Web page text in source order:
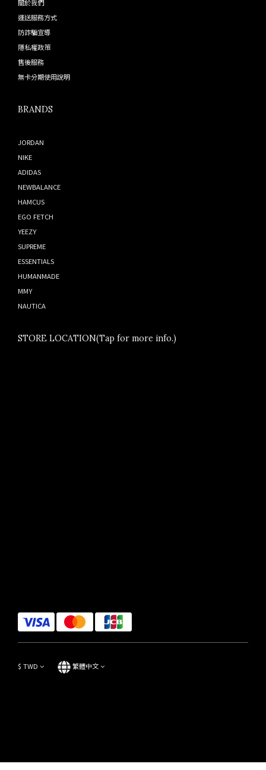
關於我們
運送服務方式
防詐騙宣導
隱私權政策
售後服務
無卡分期使用說明
BRANDS
JORDAN
NIKE
ADIDAS
NEWBALANCE
HAMCUS
EGO FETCH
YEEZY
SUPREME
ESSENTIALS
HUMANMADE
MMY
NAUTICA
STORE LOCATION(Tap for more info.)
$ TWD 繁體中文